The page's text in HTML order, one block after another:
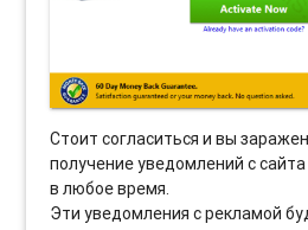
Стоит согласиться и вы
получение уведомлений с сайта
в любое время.
Эти уведомления с рекламой